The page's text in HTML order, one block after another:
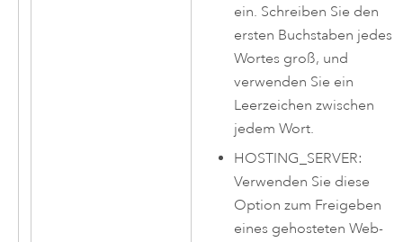
ein. Schreiben Sie den
ersten Buchstaben jedes
Wortes groß, und
verwenden Sie ein
Leerzeichen zwischen
jedem Wort.
HOSTING_SERVER:
Verwenden Sie diese
Option zum Freigeben
eines gehosteten Web-